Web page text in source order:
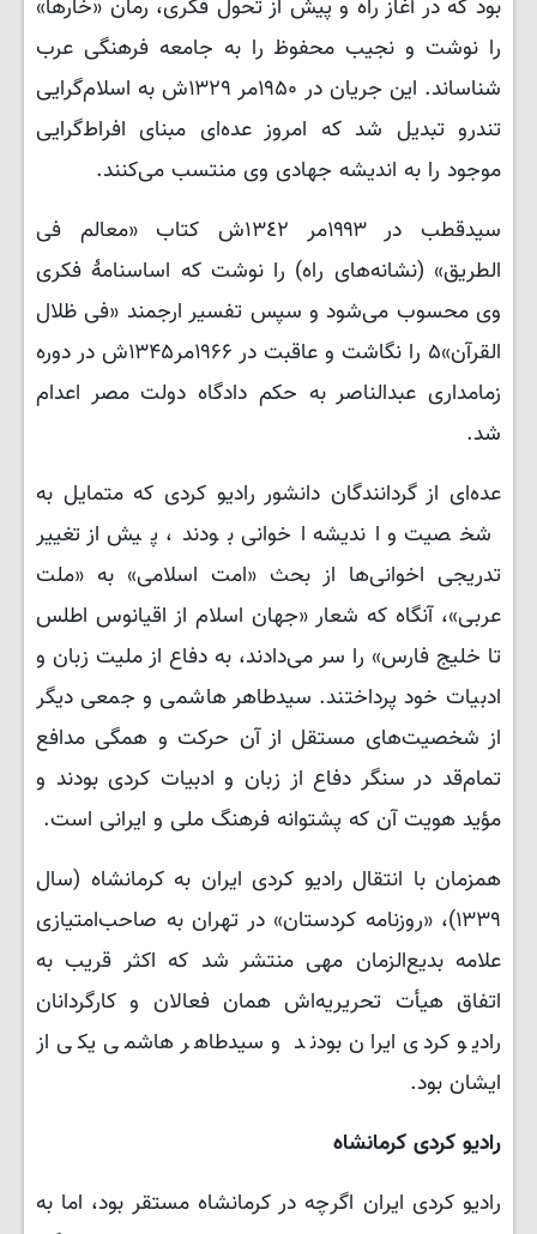
بود که در آغاز راه و پیش از تحول فکری، رمان «خارها»
را نوشت و نجیب محفوظ را به جامعه فرهنگی عرب
شناساند. این جریان در ۱۹۵۰مر ۱۳۲۹ش به اسلام‌گرایی
تندرو تبدیل شد که امروز عده‌ای مبنای افراط‌گرایی
موجود را به اندیشه جهادی وی منتسب می‌کنند.
سیدقطب در ۱۹۹۳مر ١٣٤٢ش کتاب «معالم فی
الطریق» (نشانه‌های راه) را نوشت که اساسنامۀ فکری
وی محسوب می‌شود و سپس تفسیر ارجمند «فی ظلال
القرآن»۵ را نگاشت و عاقبت در ۱۹۶۶مر۱۳۴۵ش در دوره
زمامداری عبدالناصر به حکم دادگاه دولت مصر اعدام
شد.
عده‌ای از گردانندگان دانشور رادیو کردی که متمایل به
شخصیت و اندیشه اخوانی بودند، پیش از تغییر
تدریجی اخوانی‌ها از بحث «امت اسلامی» به «ملت
عربی»، آنگاه که شعار «جهان اسلام از اقیانوس اطلس
تا خلیج فارس» را سر می‌دادند، به دفاع از ملیت زبان و
ادبیات خود پرداختند. سیدطاهر هاشمی و جمعی دیگر
از شخصیت‌های مستقل از آن حرکت و همگی مدافع
تمام‌قد در سنگر دفاع از زبان و ادبیات کردی بودند و
مؤید هویت آن که پشتوانه فرهنگ ملی و ایرانی است.
همزمان با انتقال رادیو کردی ایران به کرمانشاه (سال
۱۳۳۹)، «روزنامه کردستان» در تهران به صاحب‌امتیازی
علامه بدیع‌الزمان‌ مهی منتشر شد که اکثر قریب به
اتفاق هیأت تحریریه‌اش همان فعالان و کارگردانان
رادیو کردی ایران بودند و سیدطاهر هاشمی یکی از
ایشان بود.
رادیو کردی کرمانشاه
رادیو کردی ایران اگرچه در کرمانشاه مستقر بود، اما به